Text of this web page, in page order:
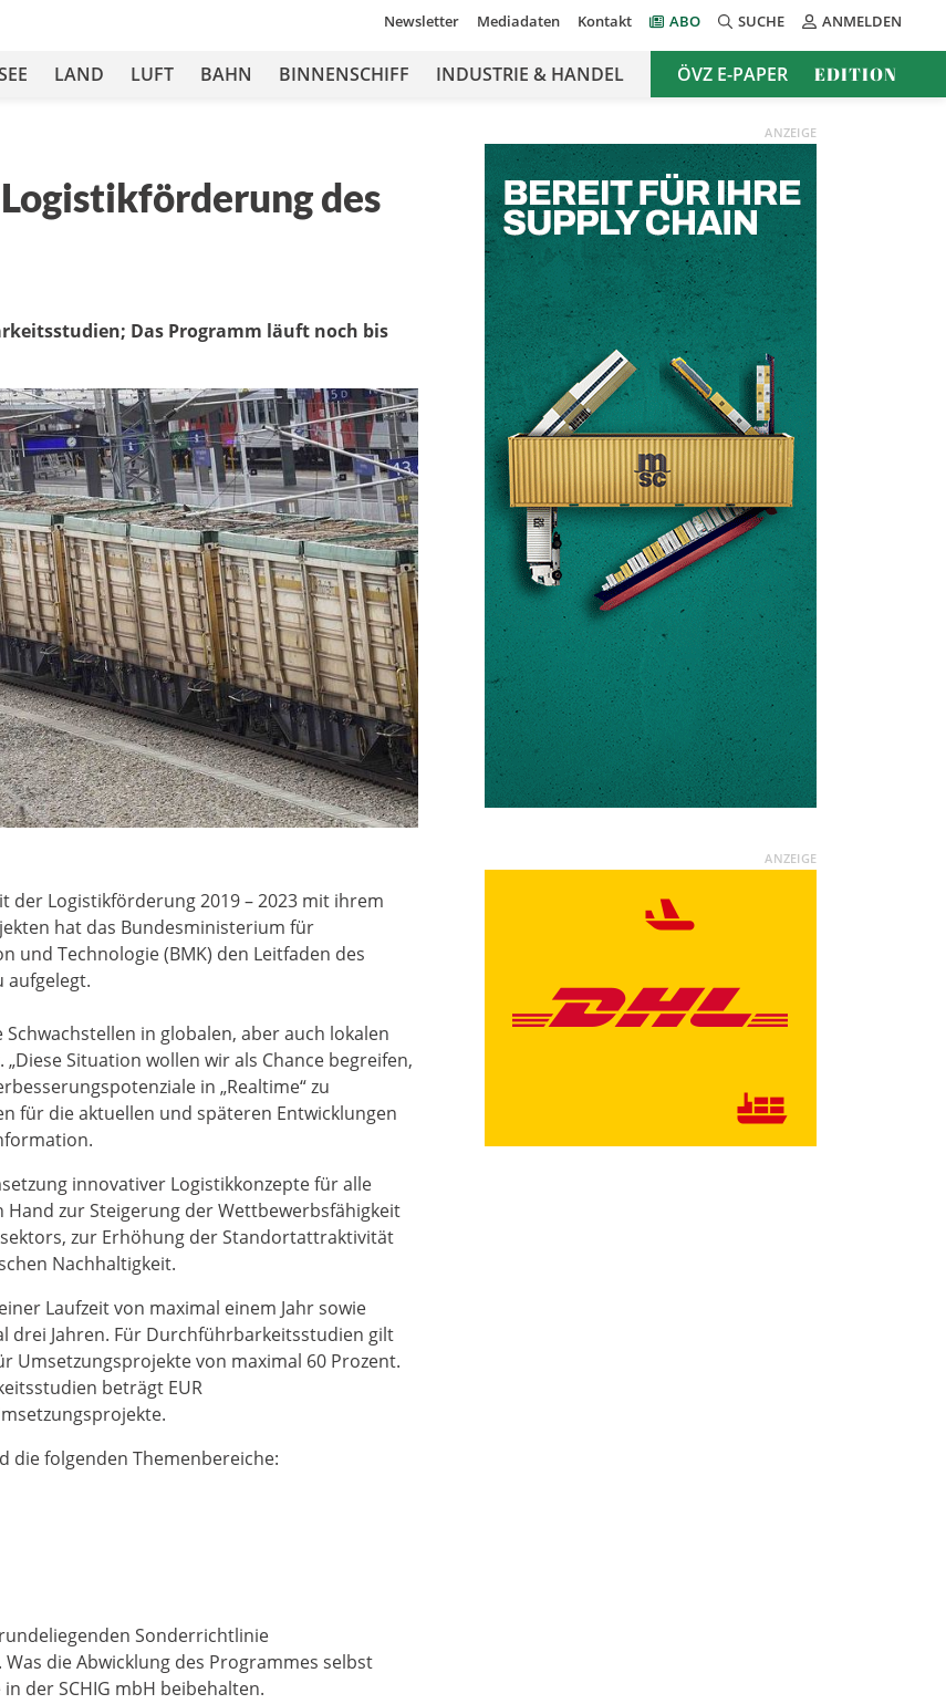
Newsletter Mediadaten Kontakt ABO SUCHE ANMELDEN
LAND LUFT BAHN BINNENSCHIFF INDUSTRIE & HANDEL ÖVZ E-PAPER EDITION
des
Das Programm läuft noch bis
der Logistikförderung 2019 – 2023 mit ihrem
hat das Bundesministerium für
und Technologie (BMK) den Leitfaden des
aufgelegt.
in globalen, aber auch lokalen
Situation wollen wir als Chance begreifen,
in „Realtime“ zu
für die aktuellen und späteren Entwicklungen
innovativer Logistikkonzepte für alle
zur Steigerung der Wettbewerbsfähigkeit
zur Erhöhung der Standortattraktivität
Nachhaltigkeit.
Laufzeit von maximal einem Jahr sowie
drei Jahren. Für Durchführbarkeitsstudien gilt
Umsetzungsprojekte von maximal 60 Prozent.
beträgt EUR
die folgenden Themenbereiche:
Sonderrichtlinie
die Abwicklung des Programmes selbst
der SCHIG mbH beibehalten.
ANZEIGE
ANZEIGE